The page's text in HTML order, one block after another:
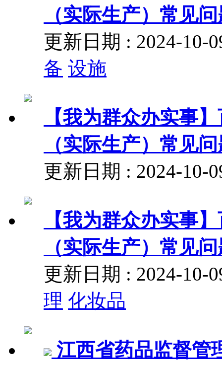
（实际生产）常见
更新日期 : 2024-10-
备 设施
【我为群众办实事
（实际生产）常见
更新日期 : 2024-10-
【我为群众办实事
（实际生产）常见
更新日期 : 2024-10-
理 化妆品
江西省药品监督管